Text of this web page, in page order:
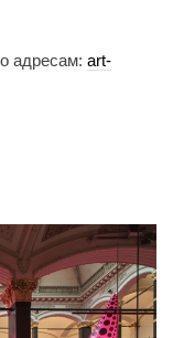
адресам: art-